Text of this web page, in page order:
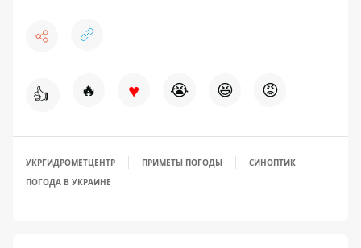
👍 🔥 ♥ 😭 😆 😡
УКРГИДРОМЕТЦЕНТР ПРИМЕТЫ ПОГОДЫ
СИНОПТИК
ПОГОДА В УКРАИНЕ